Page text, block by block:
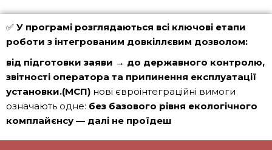
✅ У програмі розглядаються всі ключові етапи
роботи з інтегрованим довкіллєвим дозволом:
від підготовки заяви → до державного контролю,
звітності оператора та припинення експлуатації
установки.(МСП) нові євроінтеграційні вимоги
означають одне: без базового рівня екологічного
комплайєнсу — далі не проїдеш